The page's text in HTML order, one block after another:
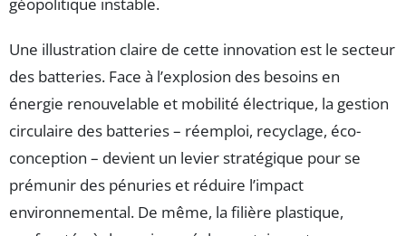
géopolitique instable.
Une illustration claire de cette innovation est le secteur
des batteries. Face à l’explosion des besoins en
énergie renouvelable et mobilité électrique, la gestion
circulaire des batteries – réemploi, recyclage, éco-
conception – devient un levier stratégique pour se
prémunir des pénuries et réduire l’impact
environnemental. De même, la filière plastique,